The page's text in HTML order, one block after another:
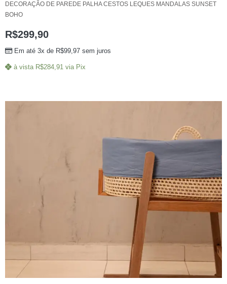
DECORAÇÃO DE PAREDE PALHA CESTOS LEQUES MANDALAS SUNSET
BOHO
R$299,90
Em até 3x de R$99,97 sem juros
à vista R$284,91 via Pix